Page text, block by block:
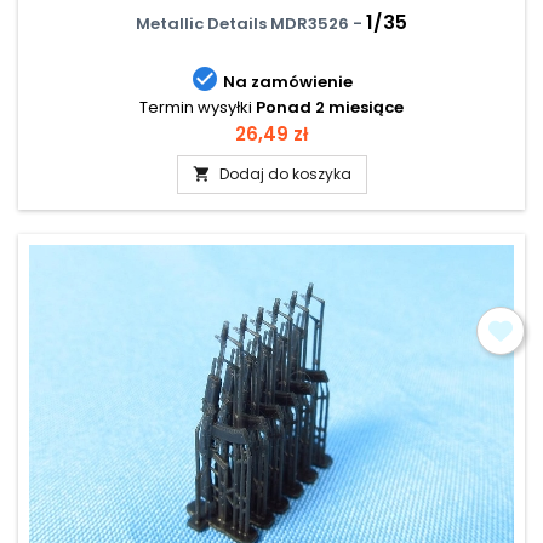
Metallic Details MDR3526 - 1/35
 Na zamówienie
Termin wysyłki Ponad 2 miesiące
Cena
26,49 zł
 Dodaj do koszyka